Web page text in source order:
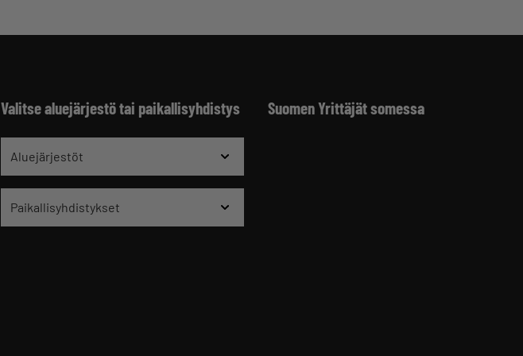
Valitse aluejärjestö tai paikallisyhdistys
Aluejärjestöt
Paikallisyhdistykset
Suomen Yrittäjät somessa